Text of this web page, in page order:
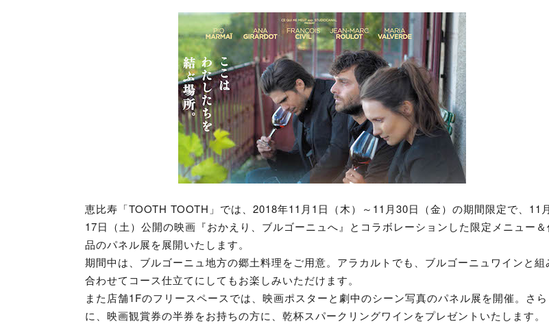
恵比寿「TOOTH TOOTH」では、2018年11月1日（木）～11月30日（金）の期間限定で、11月
17日（土）公開の映画『おかえり、ブルゴーニュへ』とコラボレーションした限定メニュー＆
品のパネル展を展開いたします。
期間中は、ブルゴーニュ地方の郷土料理をご用意。アラカルトでも、ブルゴーニュワインと組
合わせてコース仕立てにしてもお楽しみいただけます。
また店舗1Fのフリースペースでは、映画ポスターと劇中のシーン写真のパネル展を開催。さら
に、映画観賞券の半券をお持ちの方に、乾杯スパークリングワインをプレゼントいたします。